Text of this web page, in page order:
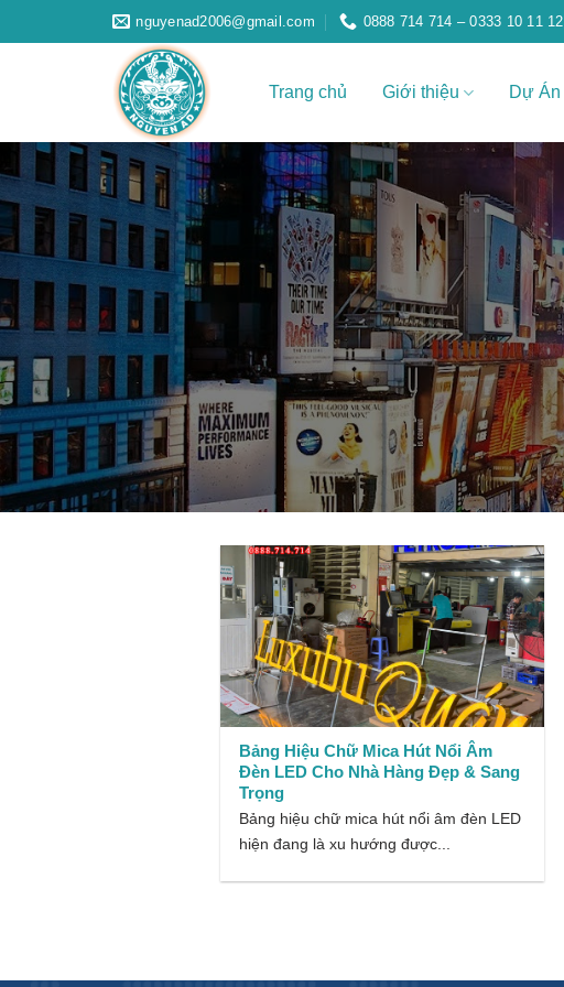
to
nguyenad2006@gmail.com 0888 714 714 – 0333 10 11 12
Trang chủ Giới thiệu Dự Án
Bảng Hiệu Chữ Mica Hút Nổi Âm
Đèn LED Cho Nhà Hàng Đẹp & Sang
Trọng
Bảng hiệu chữ mica hút nổi âm đèn LED
hiện đang là xu hướng được...